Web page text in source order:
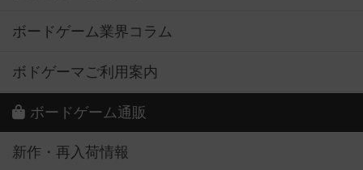
ボードゲーム業界コラム
ボドゲーマご利用案内
ボードゲーム通販
新作・再入荷情報